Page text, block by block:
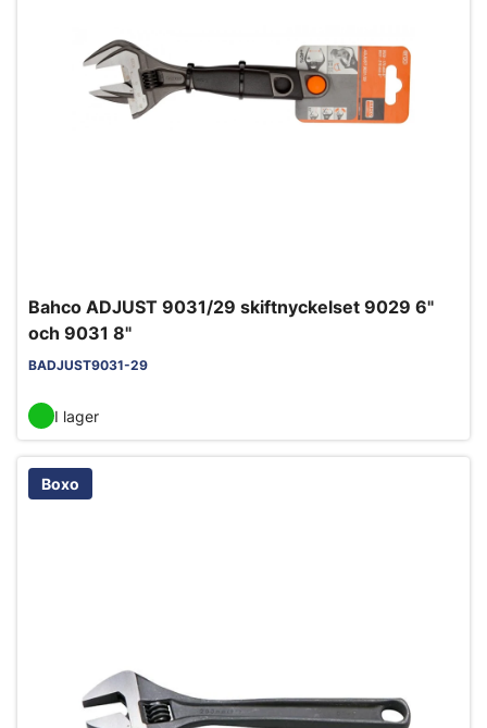
Bahco ADJUST 9031/29 skiftnyckelset 9029 6"
och 9031 8"
BADJUST9031-29
I lager
Boxo